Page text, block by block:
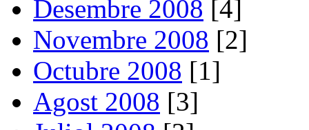
Desembre 2008 [4]
Novembre 2008 [2]
Octubre 2008 [1]
Agost 2008 [3]